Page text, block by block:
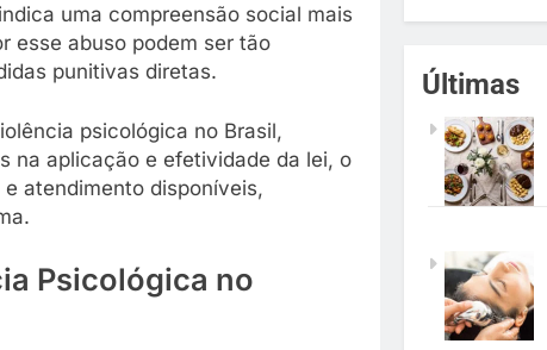
uma compreensão social mais
esse abuso podem ser tão
punitivas diretas.
psicológica no Brasil,
na aplicação e efetividade da lei, o
atendimento disponíveis,
Psicológica no
Últimas